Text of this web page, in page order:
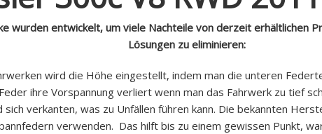
wurden entwickelt, um viele Nachteile von derzeit erhältlichen
Lösungen zu eliminieren:
wird die Höhe eingestellt, indem man die unteren
ihre Vorspannung verliert wenn man das Fahrwerk zu tief
sich verkanten, was zu Unfällen führen kann. Die bekannten
verwenden. Das hilft bis zu einem gewissen Punkt,